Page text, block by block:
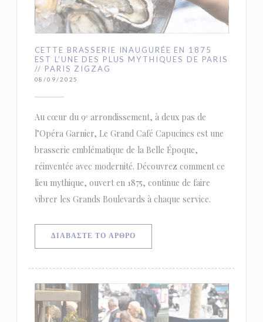
CETTE BRASSERIE INAUGURÉE EN 1875
EST L’UNE DES PLUS MYTHIQUES DE PARIS
// PARIS ZIGZAG
08/09/2025
Au cœur du 9ᵉ arrondissement, à deux pas de
l’Opéra Garnier, Le Grand Café Capucines est une
brasserie emblématique de la Belle Époque,
réinventée avec modernité. Découvrez comment ce
lieu mythique, ouvert en 1875, continue de faire
vibrer les Grands Boulevards à chaque service.
ΔΙΑΒΆΣΤΕ ΤΟ ΆΡΘΡΟ((ΑΝΟΊΓΕΙ ΣΕ ΝΈΟ ΠΑΡΆΘΥΡΟ))